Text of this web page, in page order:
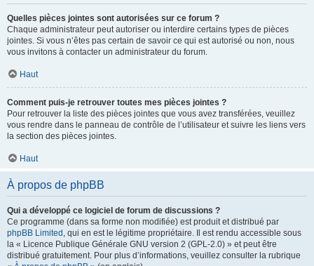
Quelles pièces jointes sont autorisées sur ce forum ?
Chaque administrateur peut autoriser ou interdire certains types de pièces
jointes. Si vous n’êtes pas certain de savoir ce qui est autorisé ou non, nous
vous invitons à contacter un administrateur du forum.
Haut
Comment puis-je retrouver toutes mes pièces jointes ?
Pour retrouver la liste des pièces jointes que vous avez transférées, veuillez
vous rendre dans le panneau de contrôle de l’utilisateur et suivre les liens vers
la section des pièces jointes.
Haut
À propos de phpBB
Qui a développé ce logiciel de forum de discussions ?
Ce programme (dans sa forme non modifiée) est produit et distribué par
phpBB Limited , qui en est le légitime propriétaire. Il est rendu accessible sous
la « Licence Publique Générale GNU version 2 (GPL-2.0) » et peut être
distribué gratuitement. Pour plus d’informations, veuillez consulter la rubrique